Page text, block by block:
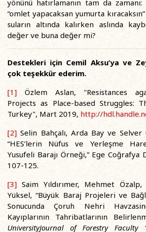
yönünü hatırlamanın tam da
“omlet yapacaksan yumurta
suların altında kalırken aslında
değer ve buna değer mi?
Destekleri için Cemil Aksu’ya ve
çok teşekkür ederim.
[1] Özlem Aslan, "Resistances
Projects as Place-based Struggles:
Turkey", Mart 2019, http://
[2] Selin Bahçalı, Arda Bay ve Selver
“HES’lerin Nüfus ve Yerleşme
Yusufeli Barajı Örneği,” Ege Coğrafya
107-125.
[3] Saim Yıldırımer, Mehmet
Yüksel, “Büyük Baraj Projeleri ve
Sonucunda Çoruh Nehri
Kayıplarının Tahribatlarının
UniversityJournal of Forestry Faculty